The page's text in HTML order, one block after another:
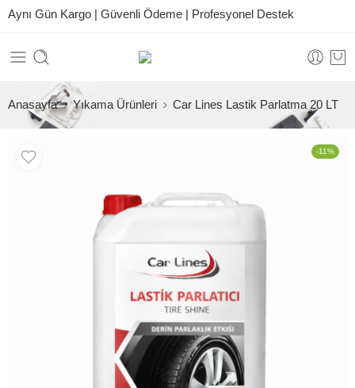
Aynı Gün Kargo | Güvenli Ödeme | Profesyonel Destek
Anasayfa Yıkama Ürünleri Car Lines Lastik Parlatma 20 LT
-11%